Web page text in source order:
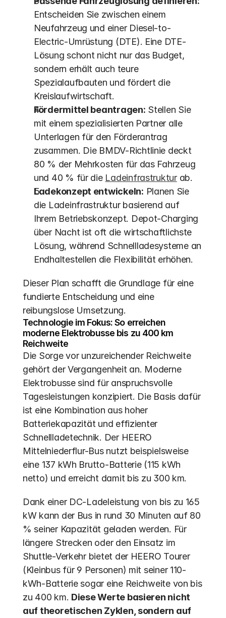
Entscheiden Sie zwischen einem
Neufahrzeug und einer Diesel-to-
Electric-Umrüstung (DTE). Eine DTE-
Lösung schont nicht nur das Budget,
sondern erhält auch teure
Spezialaufbauten und fördert die
Kreislaufwirtschaft.
Fördermittel beantragen: Stellen Sie
mit einem spezialisierten Partner alle
Unterlagen für den Förderantrag
zusammen. Die BMDV-Richtlinie deckt
80 % der Mehrkosten für das Fahrzeug
und 40 % für die Ladeinfrastruktur ab.
Ladekonzept entwickeln: Planen Sie
die Ladeinfrastruktur basierend auf
Ihrem Betriebskonzept. Depot-Charging
über Nacht ist oft die wirtschaftlichste
Lösung, während Schnellladesysteme an
Endhaltestellen die Flexibilität erhöhen.
Dieser Plan schafft die Grundlage für eine
fundierte Entscheidung und eine
reibungslose Umsetzung.
Technologie im Fokus: So erreichen
moderne Elektrobusse bis zu 400 km
Reichweite
Die Sorge vor unzureichender Reichweite
gehört der Vergangenheit an. Moderne
Elektrobusse sind für anspruchsvolle
Tagesleistungen konzipiert. Die Basis dafür
ist eine Kombination aus hoher
Batteriekapazität und effizienter
Schnellladetechnik. Der HEERO
Mittelniederflur-Bus nutzt beispielsweise
eine 137 kWh Brutto-Batterie (115 kWh
netto) und erreicht damit bis zu 300 km.
Dank einer DC-Ladeleistung von bis zu 165
kW kann der Bus in rund 30 Minuten auf 80
% seiner Kapazität geladen werden. Für
längere Strecken oder den Einsatz im
Shuttle-Verkehr bietet der HEERO Tourer
(Kleinbus für 9 Personen) mit seiner 110-
kWh-Batterie sogar eine Reichweite von bis
zu 400 km. Diese Werte basieren nicht
auf theoretischen Zyklen, sondern auf